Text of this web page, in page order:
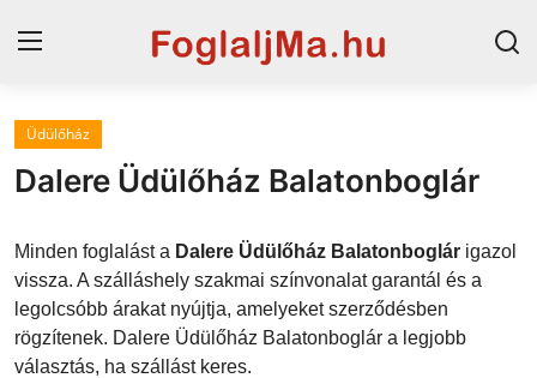
Magyarország
Horvátország
Szállások a Balatonon
Szállások Hajdúszoboszlón
Üdülőház
Dalere Üdülőház Balatonboglár
Minden foglalást a Dalere Üdülőház Balatonboglár igazol
vissza. A szálláshely szakmai színvonalat garantál és a
legolcsóbb árakat nyújtja, amelyeket szerződésben
rögzítenek. Dalere Üdülőház Balatonboglár a legjobb
választás, ha szállást keres.